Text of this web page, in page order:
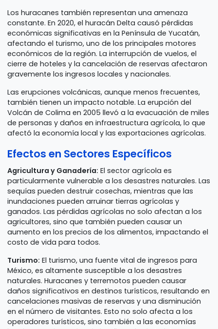
Los huracanes también representan una amenaza
constante. En 2020, el huracán Delta causó pérdidas
económicas significativas en la Península de Yucatán,
afectando el turismo, uno de los principales motores
económicos de la región. La interrupción de vuelos, el
cierre de hoteles y la cancelación de reservas afectaron
gravemente los ingresos locales y nacionales.
Las erupciones volcánicas, aunque menos frecuentes,
también tienen un impacto notable. La erupción del
Volcán de Colima en 2005 llevó a la evacuación de miles
de personas y daños en infraestructura agrícola, lo que
afectó la economía local y las exportaciones agrícolas.
Efectos en Sectores Específicos
Agricultura y Ganadería: El sector agrícola es
particularmente vulnerable a los desastres naturales. Las
sequías pueden destruir cosechas, mientras que las
inundaciones pueden arruinar tierras agrícolas y
ganados. Las pérdidas agrícolas no solo afectan a los
agricultores, sino que también pueden causar un
aumento en los precios de los alimentos, impactando el
costo de vida para todos.
Turismo: El turismo, una fuente vital de ingresos para
México, es altamente susceptible a los desastres
naturales. Huracanes y terremotos pueden causar
daños significativos en destinos turísticos, resultando en
cancelaciones masivas de reservas y una disminución
en el número de visitantes. Esto no solo afecta a los
operadores turísticos, sino también a las economías